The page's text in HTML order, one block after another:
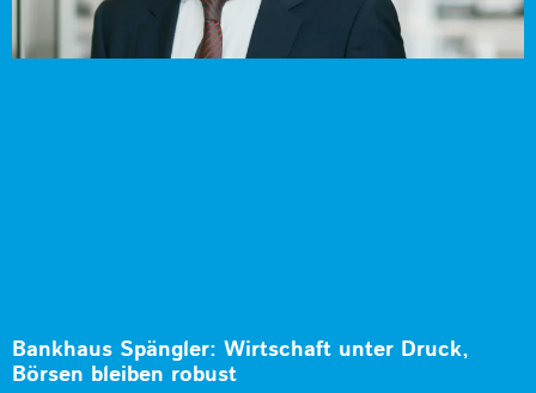
Bankhaus Spängler: Wirtschaft unter Druck,
Börsen bleiben robust